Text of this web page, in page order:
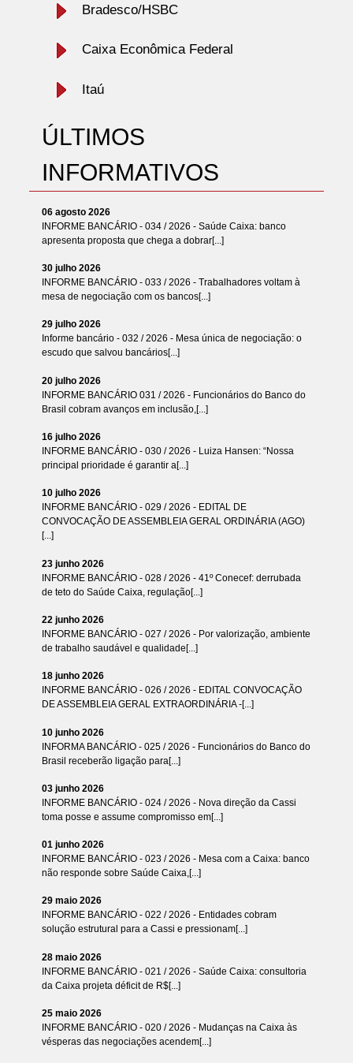
Bradesco/HSBC
Caixa Econômica Federal
Itaú
ÚLTIMOS
INFORMATIVOS
06 agosto 2026
INFORME BANCÁRIO - 034 / 2026 - Saúde Caixa: banco
apresenta proposta que chega a dobrar[...]
30 julho 2026
INFORME BANCÁRIO - 033 / 2026 - Trabalhadores voltam à
mesa de negociação com os bancos[...]
29 julho 2026
Informe bancário - 032 / 2026 - Mesa única de negociação: o
escudo que salvou bancários[...]
20 julho 2026
INFORME BANCÁRIO 031 / 2026 - Funcionários do Banco do
Brasil cobram avanços em inclusão,[...]
16 julho 2026
INFORME BANCÁRIO - 030 / 2026 - Luiza Hansen: “Nossa
principal prioridade é garantir a[...]
10 julho 2026
INFORME BANCÁRIO - 029 / 2026 - EDITAL DE
CONVOCAÇÃO DE ASSEMBLEIA GERAL ORDINÁRIA (AGO)
[...]
23 junho 2026
INFORME BANCÁRIO - 028 / 2026 - 41º Conecef: derrubada
de teto do Saúde Caixa, regulação[...]
22 junho 2026
INFORME BANCÁRIO - 027 / 2026 - Por valorização, ambiente
de trabalho saudável e qualidade[...]
18 junho 2026
INFORME BANCÁRIO - 026 / 2026 - EDITAL CONVOCAÇÃO
DE ASSEMBLEIA GERAL EXTRAORDINÁRIA -[...]
10 junho 2026
INFORMA BANCÁRIO - 025 / 2026 - Funcionários do Banco do
Brasil receberão ligação para[...]
03 junho 2026
INFORME BANCÁRIO - 024 / 2026 - Nova direção da Cassi
toma posse e assume compromisso em[...]
01 junho 2026
INFORME BANCÁRIO - 023 / 2026 - Mesa com a Caixa: banco
não responde sobre Saúde Caixa,[...]
29 maio 2026
INFORME BANCÁRIO - 022 / 2026 - Entidades cobram
solução estrutural para a Cassi e pressionam[...]
28 maio 2026
INFORME BANCÁRIO - 021 / 2026 - Saúde Caixa: consultoria
da Caixa projeta déficit de R$[...]
25 maio 2026
INFORME BANCÁRIO - 020 / 2026 - Mudanças na Caixa às
vésperas das negociações acendem[...]